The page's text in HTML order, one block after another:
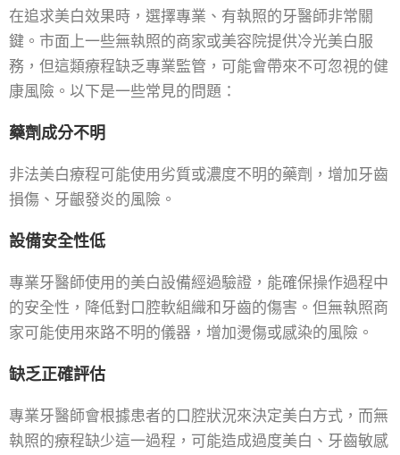
在追求美白效果時，選擇專業、有執照的牙醫師非常關
鍵。市面上一些無執照的商家或美容院提供冷光美白服
務，但這類療程缺乏專業監管，可能會帶來不可忽視的健
康風險。以下是一些常見的問題：
藥劑成分不明
非法美白療程可能使用劣質或濃度不明的藥劑，增加牙齒
損傷、牙齦發炎的風險。
設備安全性低
專業牙醫師使用的美白設備經過驗證，能確保操作過程中
的安全性，降低對口腔軟組織和牙齒的傷害。但無執照商
家可能使用來路不明的儀器，增加燙傷或感染的風險。
缺乏正確評估
專業牙醫師會根據患者的口腔狀況來決定美白方式，而無
執照的療程缺少這一過程，可能造成過度美白、牙齒敏感